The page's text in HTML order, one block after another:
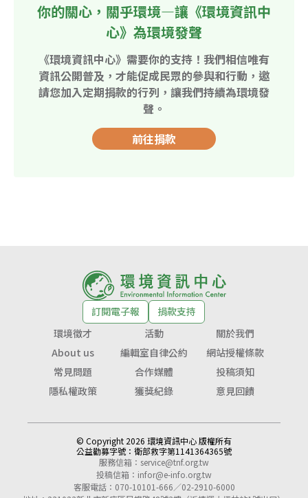
你的關心，關乎環境—讓《環境資訊中
心》為環境發聲
《環境資訊中心》需要你的支持！我們相信唯有
資訊公開普及，才能促成民眾的參與和行動，邀
請您加入定期捐款的行列，讓我們持續為環境發
聲。
前往捐款
訂閱電子報
捐款支持
環境徵才
活動
關於我們
About us
編輯室自律公約
網站授權條款
常見問題
合作媒體
投稿須知
隱私權政策
獲獎紀錄 意見回饋
© Copyright 2026 環境資訊中心 版權所有
公益勸募字號： 衛部救字第1141364365號
服務信箱： service@tnf.org.tw
投稿信箱： infor@e-info.org.tw
客服電話：070-10101-666／02-2910-6000